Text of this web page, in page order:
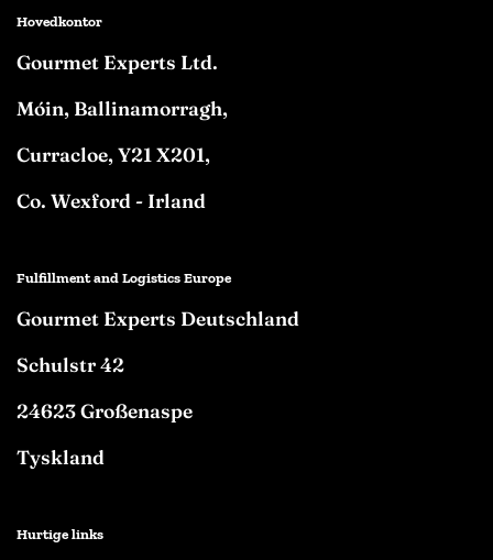
Hovedkontor
Gourmet Experts Ltd.
Móin, Ballinamorragh,
Curracloe, Y21 X201,
Co. Wexford - Irland
Fulfillment and Logistics Europe
Gourmet Experts Deutschland
Schulstr 42
24623 Großenaspe
Tyskland
Hurtige links